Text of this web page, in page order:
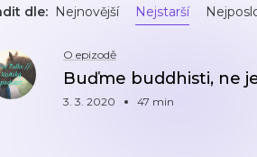
dle: Nejnovější Nejstarší
O epizodě
Buďme buddhisti, ne
3. 3. 2020 47 min